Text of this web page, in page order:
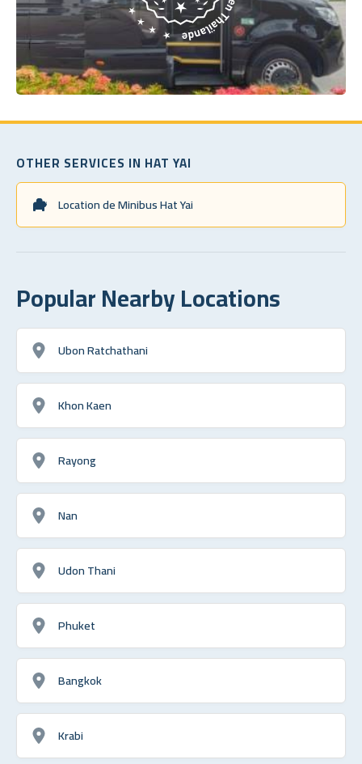
OTHER SERVICES IN HAT YAI
Location de Minibus Hat Yai
Popular Nearby Locations
Ubon Ratchathani
Khon Kaen
Rayong
Nan
Udon Thani
Phuket
Bangkok
Krabi